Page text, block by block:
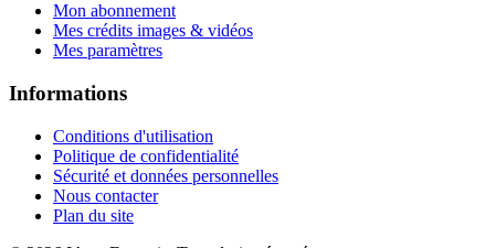
Mon abonnement
Mes crédits images & vidéos
Mes paramètres
Informations
Conditions d'utilisation
Politique de confidentialité
Sécurité et données personnelles
Nous contacter
Plan du site